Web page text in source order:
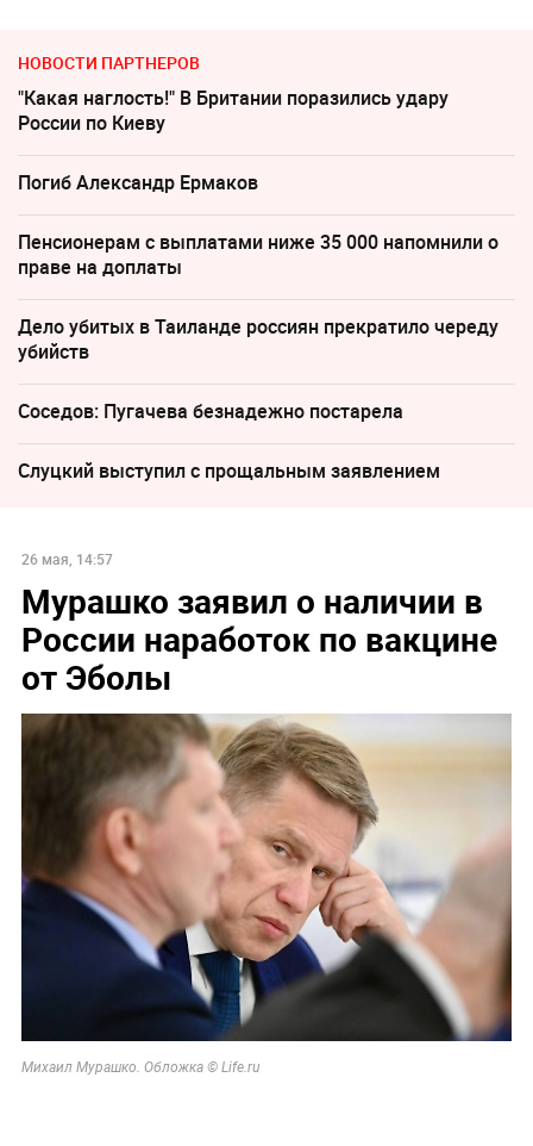
НОВОСТИ ПАРТНЕРОВ
"Какая наглость!" В Британии поразились удару
России по Киеву
Погиб Александр Ермаков
Пенсионерам с выплатами ниже 35 000 напомнили о
праве на доплаты
Дело убитых в Таиланде россиян прекратило череду
убийств
Соседов: Пугачева безнадежно постарела
Слуцкий выступил с прощальным заявлением
26 мая, 14:57
Мурашко заявил о наличии в
России наработок по вакцине
от Эболы
Михаил Мурашко. Обложка © Life.ru